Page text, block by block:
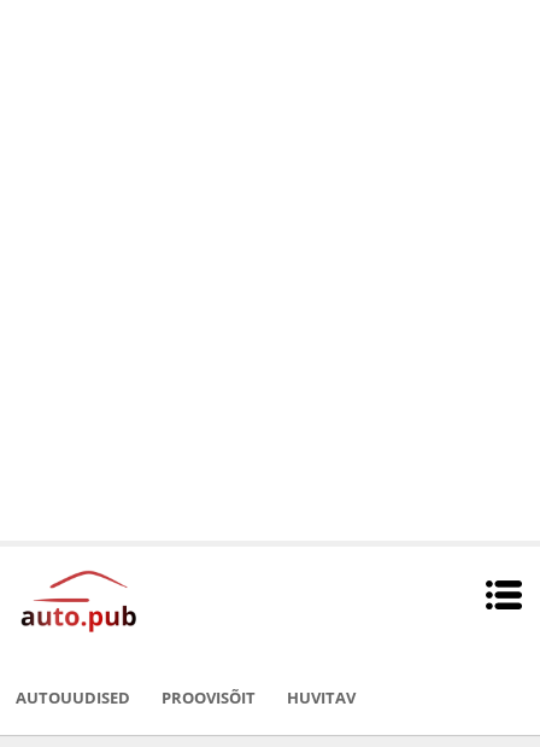
AUTOUUDISED PROOVISÕIT HUVITAV